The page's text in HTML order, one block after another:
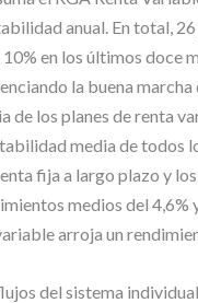
anual. En total,
en los últimos doce
la buena
de los planes de renta
media de todos
fija a largo plazo y
medios del 4,6%
arroja un
del sistema individual